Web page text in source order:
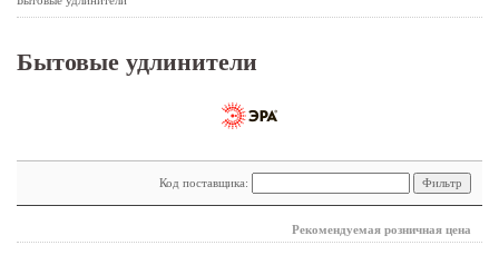
Бытовые удлинители
Код поставщика:
Рекомендуемая розничная цена